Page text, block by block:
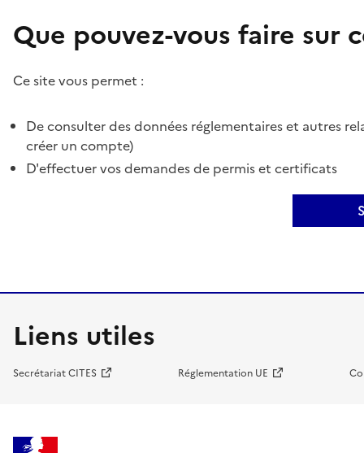
Que pouvez-vous faire sur
Ce site vous permet :
De consulter des données réglementaires et autres
créer un compte)
D'effectuer vos demandes de permis et certificats
Liens utiles
Secrétariat CITES Réglementation UE